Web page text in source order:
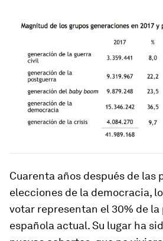
Cuarenta años después de las
elecciones de la democracia,
votar representan el 30% de la
española actual. Su lugar ha